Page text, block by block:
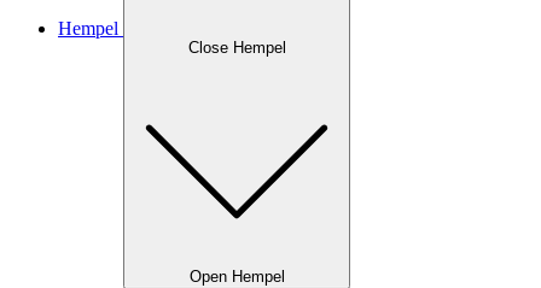
Hempel
Close Hempel
Open Hempel